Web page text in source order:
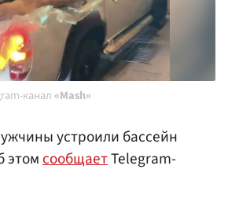
канал «Mash»
устроили бассейн
этомсообщаетTelegram-